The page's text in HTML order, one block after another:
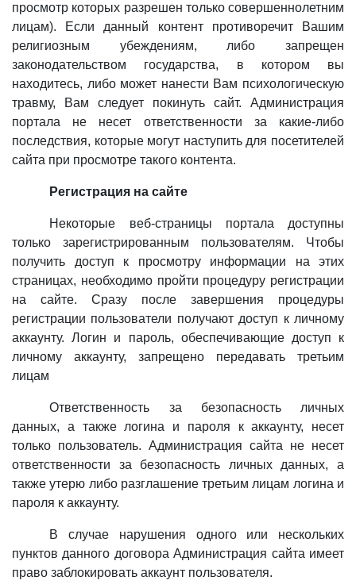
просмотр которых разрешен только совершеннолетним
лицам). Если данный контент противоречит Вашим
религиозным убеждениям, либо запрещен
законодательством государства, в котором вы
находитесь, либо может нанести Вам психологическую
травму, Вам следует покинуть сайт. Администрация
портала не несет ответственности за какие-либо
последствия, которые могут наступить для посетителей
сайта при просмотре такого контента.
Регистрация на сайте
Некоторые веб-страницы портала доступны
только зарегистрированным пользователям. Чтобы
получить доступ к просмотру информации на этих
страницах, необходимо пройти процедуру регистрации
на сайте. Сразу после завершения процедуры
регистрации пользователи получают доступ к личному
аккаунту. Логин и пароль, обеспечивающие доступ к
личному аккаунту, запрещено передавать третьим
лицам
Ответственность за безопасность личных
данных, а также логина и пароля к аккаунту, несет
только пользователь. Администрация сайта не несет
ответственности за безопасность личных данных, а
также утерю либо разглашение третьим лицам логина и
пароля к аккаунту.
В случае нарушения одного или нескольких
пунктов данного договора Администрация сайта имеет
право заблокировать аккаунт пользователя.